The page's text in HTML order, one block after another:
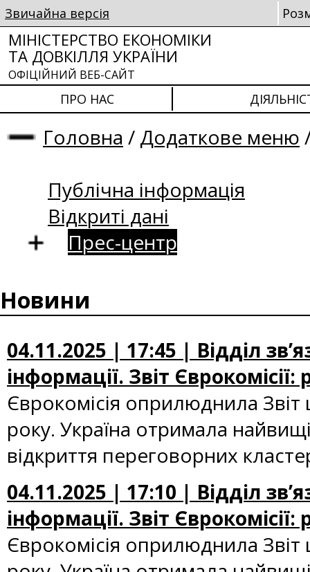
Звичайна версія
МІНІСТЕРСТВО ЕКОНОМІКИ
ТА ДОВКІЛЛЯ УКРАЇНИ
ОФІЦІЙНИЙ ВЕБ-САЙТ
ПРО НАС
Головна / Додаткове меню
Публічна інформація
Відкриті дані
Прес-центр
Новини
04.11.2025 | 17:45 | Відділ
інформації. Звіт
Єврокомісія оприлюднила
року. Україна отримала
відкриття переговорних
04.11.2025 | 17:10 | Відділ
інформації. Звіт
Єврокомісія оприлюднила